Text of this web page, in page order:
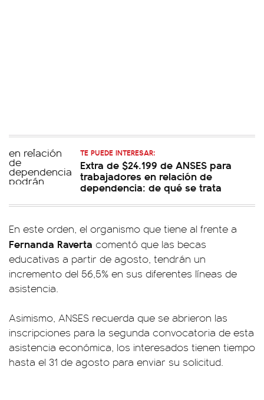
TE PUEDE INTERESAR:
Extra de $24.199 de ANSES para
trabajadores en relación de
dependencia: de qué se trata
En este orden, el organismo que tiene al frente a
Fernanda Raverta comentó que las becas
educativas a partir de agosto, tendrán un
incremento del 56,5% en sus diferentes líneas de
asistencia.
Asimismo, ANSES recuerda que se abrieron las
inscripciones para la segunda convocatoria de esta
asistencia económica, los interesados tienen tiempo
hasta el 31 de agosto para enviar su solicitud.